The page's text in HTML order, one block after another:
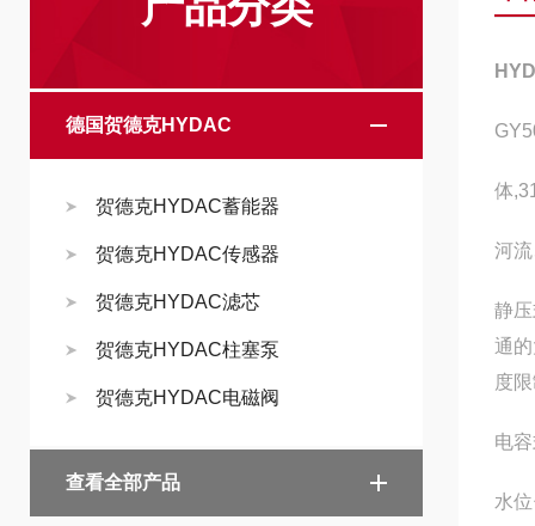
德国贺德克HYDAC
贺德克HYDAC蓄能器
贺德克HYDAC传感器
贺德克HYDAC滤芯
贺德克HYDAC柱塞泵
贺德克HYDAC电磁阀
查看全部产品
体
河
静
通
度
电
水